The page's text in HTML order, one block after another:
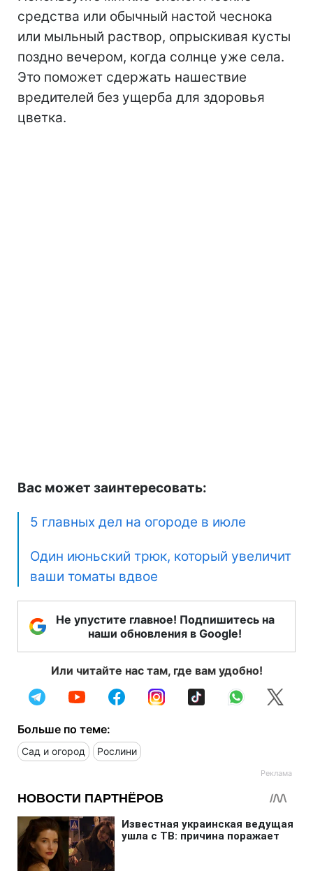
средства или обычный настой чеснока
или мыльный раствор, опрыскивая кусты
поздно вечером, когда солнце уже села.
Это поможет сдержать нашествие
вредителей без ущерба для здоровья
цветка.
Вас может заинтересовать:
5 главных дел на огороде в июле
Один июньский трюк, который увеличит
ваши томаты вдвое
Не упустите главное! Подпишитесь на
наши обновления в Google!
Или читайте нас там, где вам удобно!
Больше по теме:
Сад и огород Рослини